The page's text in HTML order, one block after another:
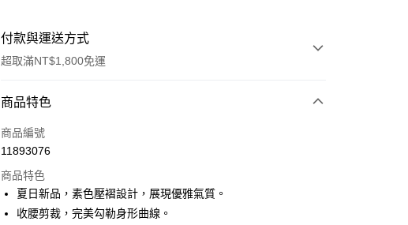
付款與運送方式
超取滿NT$1,800免運
付款方式
信用卡一次付款
LINE Pay
Apple Pay
商品特色
商品編號
11893076
商品特色
夏日新品，素色壓褶設計，展現優雅氣質。
收腰剪裁，完美勾勒身形曲線。